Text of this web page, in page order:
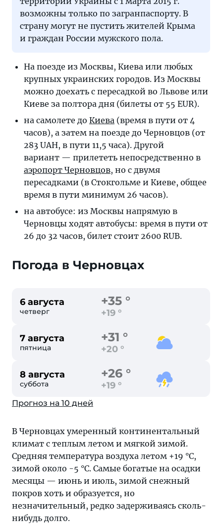
возможны только по загранпаспорту. В
страну могут не пустить жителей Крыма
и граждан России мужского пола.
На поезде из Москвы, Киева или любых
крупных украинских городов. Из Москвы
можно доехать с пересадкой во Львове или
Киеве за полтора дня (билеты от 55 EUR).
на самолете до Киева (время в пути от 4
часов), а затем на поезде до Черновцов (от
283 UAH, в пути 11,5 часа). Другой
вариант — прилететь непосредственно в
аэропорт Черновцов, но с двумя
пересадками (в Стокгольме и Киеве, общее
время в пути минимум 26 часов).
на автобусе: из Москвы напрямую в
Черновцы ходят автобусы: время в пути от
26 до 32 часов, билет стоит 2600 RUB.
Погода в Черновцах
6 августа
четверг
+35 °
+19 °
7 августа
пятница
+31 °
+20 °
8 августа
суббота
+26 °
+19 °
Прогноз на 10 дней
В Черновцах умеренный континентальный
климат с теплым летом и мягкой зимой.
Средняя температура воздуха летом +19 °C,
зимой около -5 °C. Самые богатые на осадки
месяцы — июнь и июль, зимой снежный
покров хоть и образуется, но
незначительный, редко задерживаясь сколь-
нибудь долго.